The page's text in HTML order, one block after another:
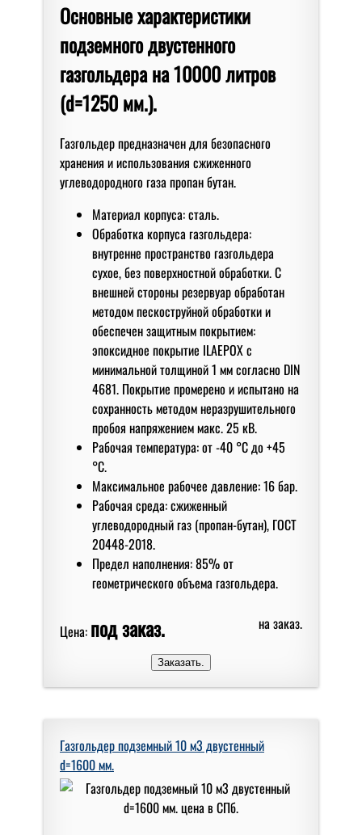
Основные характеристики
подземного двустенного
газгольдера на 10000 литров
(d=1250 мм.).
Газгольдер предназначен для безопасного
хранения и использования сжиженного
углеводородного газа пропан бутан.
Материал корпуса: сталь.
Обработка корпуса газгольдера:
внутренне пространство газгольдера
сухое, без поверхностной обработки. С
внешней стороны резервуар обработан
методом пескоструйной обработки и
обеспечен защитным покрытием:
эпоксидное покрытие ILAEPOX с
минимальной толщиной 1 мм согласно DIN
4681. Покрытие промерено и испытано на
сохранность методом неразрушительного
пробоя напряжением макс. 25 кВ.
Рабочая температура: от -40 °C до +45
°C.
Максимальное рабочее давление: 16 бар.
Рабочая среда: сжиженный
углеводородный газ (пропан-бутан), ГОСТ
20448-2018.
Предел наполнения: 85% от
геометрического объема газгольдера.
Цена: под заказ. на заказ.
Газгольдер подземный 10 м3 двустенный
d=1600 мм.